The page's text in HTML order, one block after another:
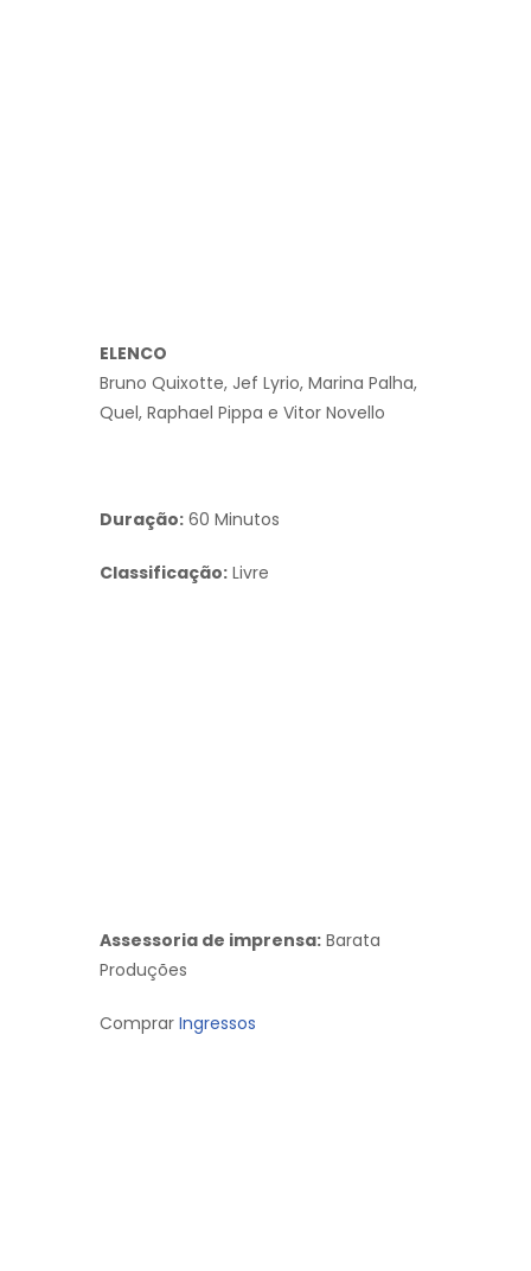
ELENCO
Bruno Quixotte, Jef Lyrio, Marina Palha,
Quel, Raphael Pippa e Vitor Novello
Duração: 60 Minutos
Classificação: Livre
Assessoria de imprensa: Barata
Produções
Comprar Ingressos